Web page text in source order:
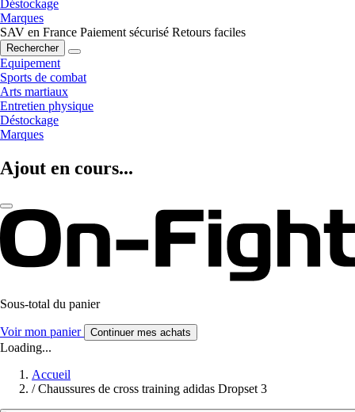
Déstockage
Marques
SAV en France Paiement sécurisé Retours faciles
Rechercher
Equipement
Sports de combat
Arts martiaux
Entretien physique
Déstockage
Marques
Ajout en cours...
Sous-total du panier
Voir mon panier Continuer mes achats
Loading...
Accueil
/ Chaussures de cross training adidas Dropset 3